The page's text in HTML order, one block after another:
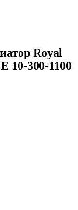
Royal
10-300-1100